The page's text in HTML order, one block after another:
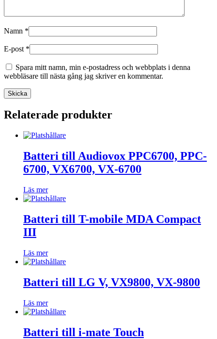
Namn *
E-post *
Spara mitt namn, min e-postadress och webbplats i denna
webbläsare till nästa gång jag skriver en kommentar.
Relaterade produkter
Batteri till Audiovox PPC6700, PPC-
6700, VX6700, VX-6700
Läs mer
Batteri till T-mobile MDA Compact
III
Läs mer
Batteri till LG V, VX9800, VX-9800
Läs mer
Batteri till i-mate Touch